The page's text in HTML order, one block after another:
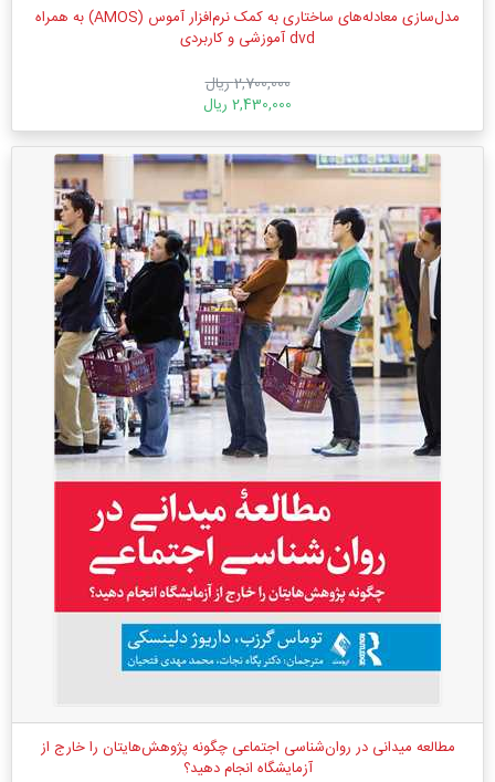
مدل‌سازی معادله‌های ساختاری به کمک نرم‌افزار آموس (AMOS) به همراه
dvd آموزشی و کاربردی
2,700,000 ریال
2,430,000 ریال
مطالعه میدانی در روان‌شناسی اجتماعی چگونه پژوهش‌هایتان را خارج از
آزمایشگاه انجام دهید؟